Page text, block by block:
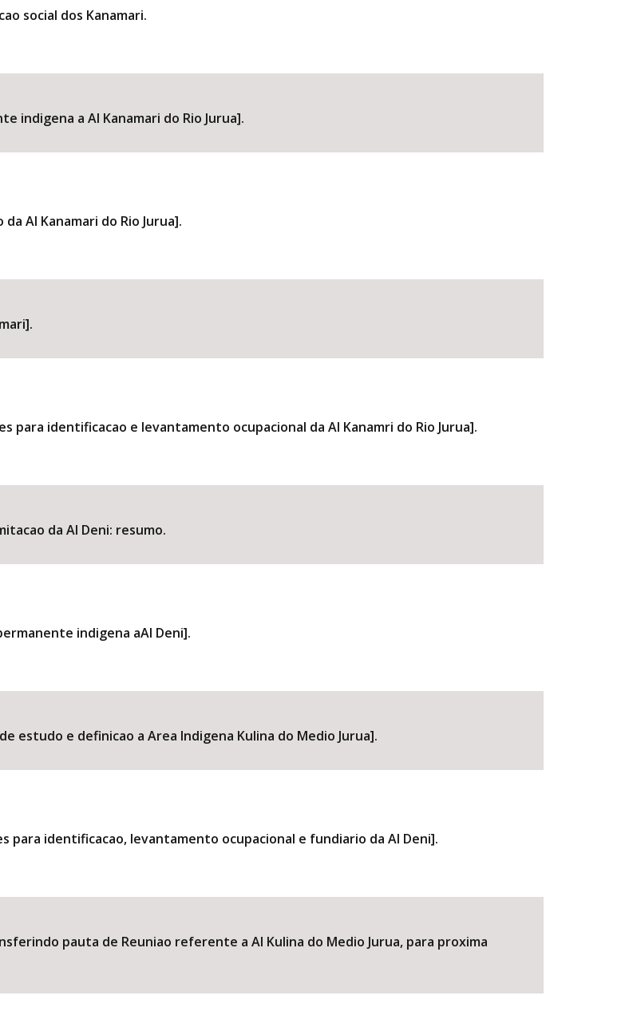
social dos Kanamari.
indigena a AI Kanamari do Rio Jurua].
AI Kanamari do Rio Jurua].
para identificacao e levantamento ocupacional da AI Kanamri do Rio Jurua].
da AI Deni: resumo.
indigena aAI Deni].
estudo e definicao a Area Indigena Kulina do Medio Jurua].
para identificacao, levantamento ocupacional e fundiario da AI Deni].
pauta de Reuniao referente a AI Kulina do Medio Jurua, para proxima